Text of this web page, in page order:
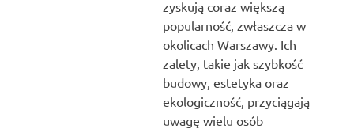
zyskują coraz większą
popularność, zwłaszcza w
okolicach Warszawy. Ich
zalety, takie jak szybkość
budowy, estetyka oraz
ekologiczność, przyciągają
uwagę wielu osób